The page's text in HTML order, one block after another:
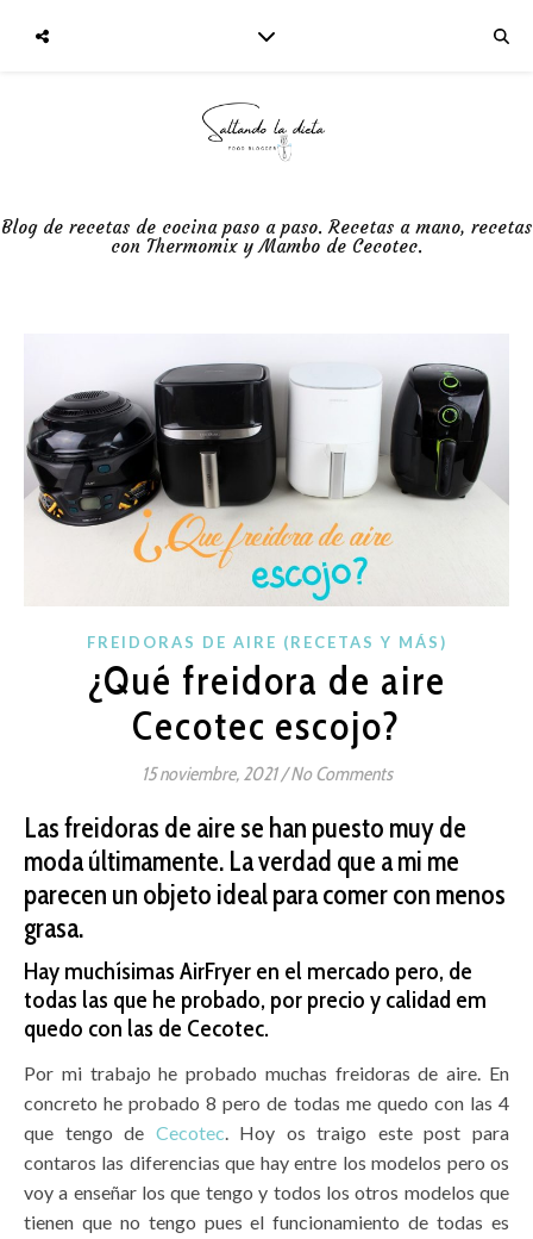
Blog de recetas de cocina paso a paso. Recetas a mano, recetas
con Thermomix y Mambo de Cecotec.
FREIDORAS DE AIRE (RECETAS Y MÁS)
¿Qué freidora de aire
Cecotec escojo?
15 noviembre, 2021/No Comments
Las freidoras de aire se han puesto muy de
moda últimamente. La verdad que a mi me
parecen un objeto ideal para comer con menos
grasa.
Hay muchísimas AirFryer en el mercado pero, de
todas las que he probado, por precio y calidad em
quedo con las de Cecotec.
Por mi trabajo he probado muchas freidoras de aire. En
concreto he probado 8 pero de todas me quedo con las 4
que tengo de Cecotec. Hoy os traigo este post para
contaros las diferencias que hay entre los modelos pero os
voy a enseñar los que tengo y todos los otros modelos que
tienen que no tengo pues el funcionamiento de todas es